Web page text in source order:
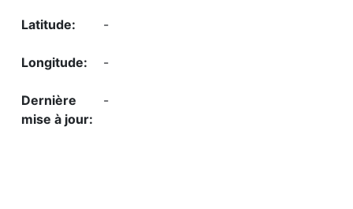
-
-
-